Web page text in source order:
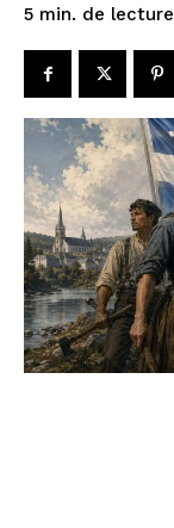
5 min. de lecture